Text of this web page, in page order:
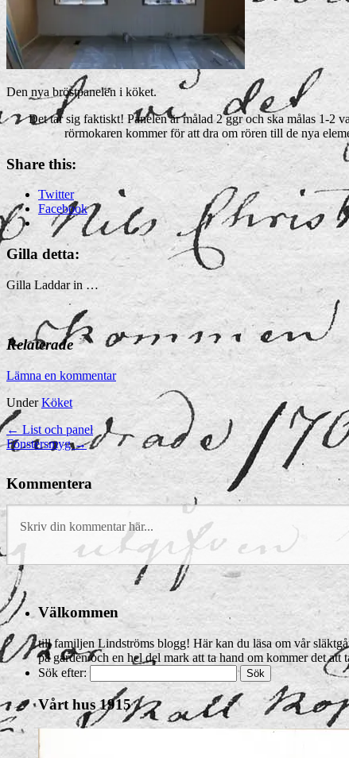
Den nya bröstpanelen i köket.
Det tar sig faktiskt! Panelen är målad 2 ggr och ska målas 1-2
rörmokaren kommer för att dra om rören till de nya
Share this:
Twitter
Facebook
Gilla detta:
Gilla Laddar in …
Relaterade
Lämna en kommentar
UnderKöket
← List och panel
Fönstersmyg→
Kommentera
Välkommen
till familjen Lindströms blogg! Här kan du läsa om vår
på gården och en hel del mark att ta hand om kommer det att
Sök efter:
Vårt hus 1915